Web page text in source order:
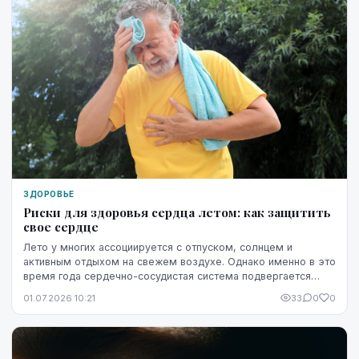
ЗДОРОВЬЕ
Риски для здоровья сердца летом: как защитить
свое сердце
Лето у многих ассоциируется с отпуском, солнцем и
активным отдыхом на свежем воздухе. Однако именно в это
время года сердечно-сосудистая система подвергается
01.07.2026 10:21 33 0 0